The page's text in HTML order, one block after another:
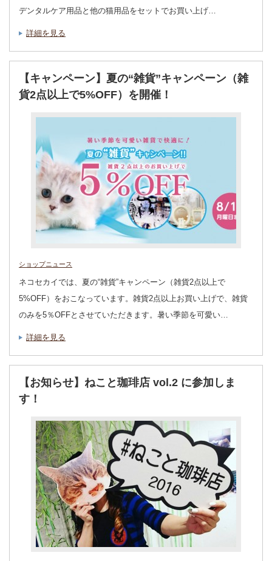
デンタルケア用品と他の猫用品をセットでお買い上げ…
詳細を見る
【キャンペーン】夏の“雑貨”キャンペーン（雑
貨2点以上で5%OFF）を開催！
ショップニュース
ネコセカイでは、夏の“雑貨”キャンペーン（雑貨2点以上で
5%OFF）をおこなっています。雑貨2点以上お買い上げで、雑貨
のみを5％OFFとさせていただきます。暑い季節を可愛い…
詳細を見る
【お知らせ】ねこと珈琲店 vol.2 に参加しま
す！